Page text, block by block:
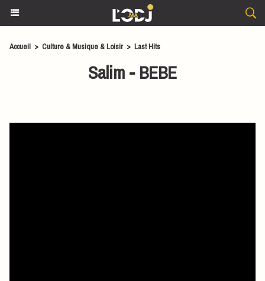
Accueil > Culture & Musique & Loisir > Last Hits
Salim - BEBE